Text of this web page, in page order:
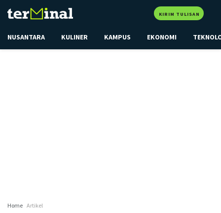
KIRIM TULISAN
NUSANTARA KULINER KAMPUS EKONOMI
Home Artikel